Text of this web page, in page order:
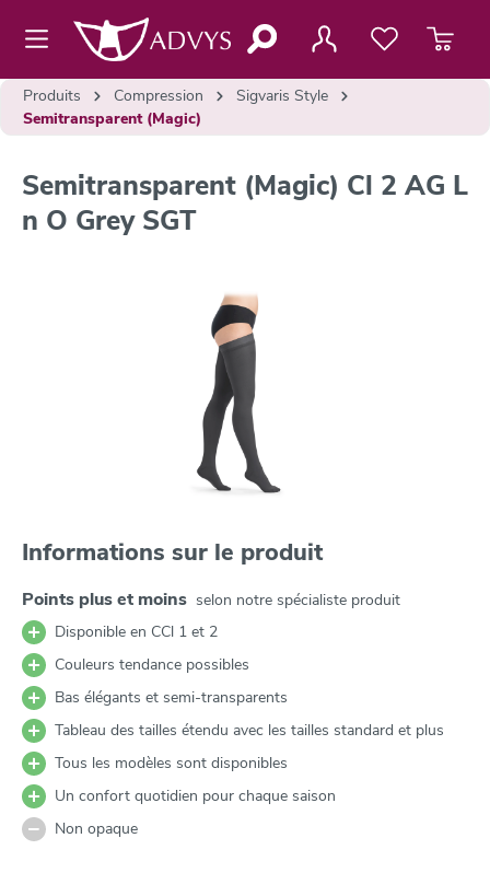
principal
Produits Compression
Sigvaris Style
Semitransparent (Magic)
Semitransparent (Magic) Cl 2 AG L
n O Grey SGT
Informations sur le produit
Points plus et moins selon notre spécialiste produit
Disponible en CCl 1 et 2
Couleurs tendance possibles
Bas élégants et semi-transparents
Tableau des tailles étendu avec les tailles standard et plus
Tous les modèles sont disponibles
Un confort quotidien pour chaque saison
Non opaque